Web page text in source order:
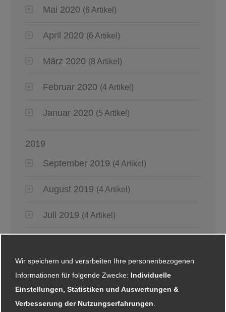
Mai 2020 (6 Artikel)
April 2020 (6 Artikel)
März 2020 (8 Artikel)
Februar 2020 (4 Artikel)
Januar 2020 (5 Artikel)
2019
September 2019 (4 Artikel)
August 2019 (4 Artikel)
Juli 2019 (4 Artikel)
Mai 2019
April 2019 (4 Artikel)
Wir speichern und verarbeiten Ihre personenbezogenen
Informationen für folgende Zwecke: Individuelle
Einstellungen, Statistiken und Auswertungen &
Verbesserung der Nutzungserfahrungen